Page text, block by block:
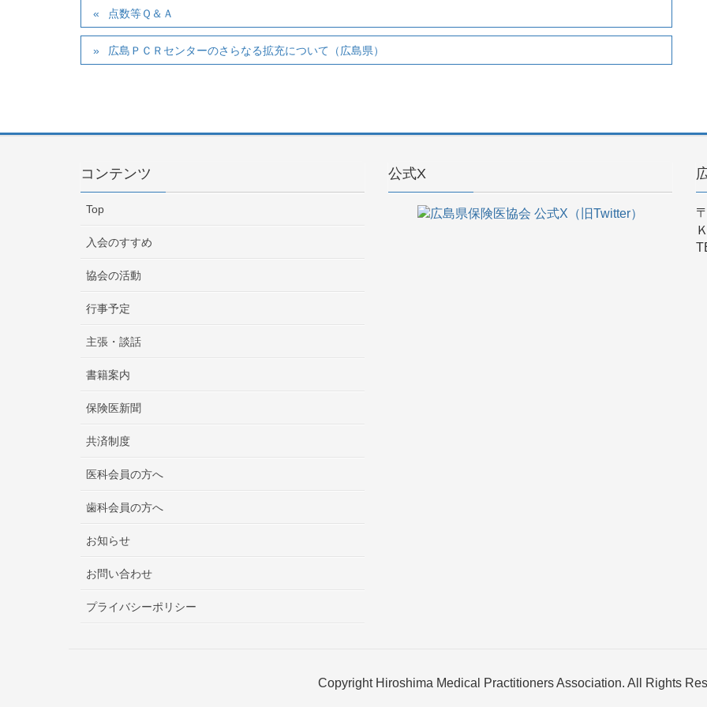
点数等Ｑ＆Ａ
広島ＰＣＲセンターのさらなる拡充について（広島県）
コンテンツ
Top
入会のすすめ
協会の活動
行事予定
主張・談話
書籍案内
保険医新聞
共済制度
医科会員の方へ
歯科会員の方へ
お知らせ
お問い合わせ
プライバシーポリシー
公式X
Copyright Hiroshima Medical Practitioners Association. All Rights